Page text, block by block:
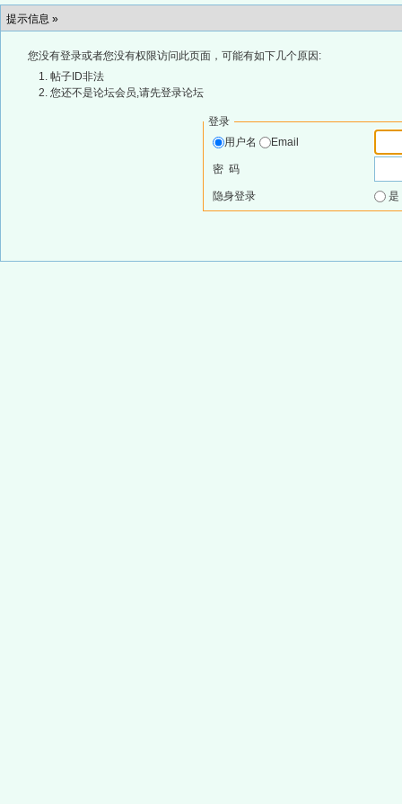
提示信息 »
您没有登录或者您没有权限访问此页面，可能有如下几个原因:
帖子ID非法
您还不是论坛会员,请先登录论坛
登录
用户名
Email
密 码
隐身登录